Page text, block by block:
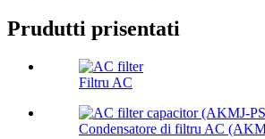
Prudutti prisentati
Filtru AC
Condensatore di filtru AC